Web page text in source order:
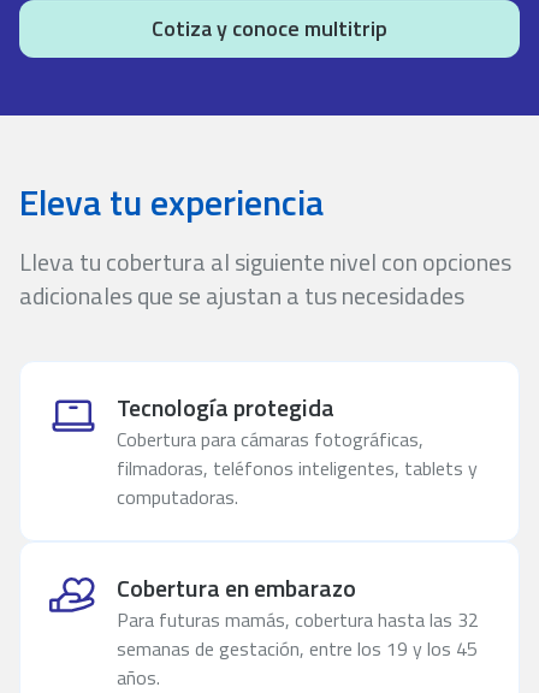
Cotiza y conoce multitrip
Eleva tu experiencia
Lleva tu cobertura al siguiente nivel con opciones
adicionales que se ajustan a tus necesidades
Tecnología protegida
Cobertura para cámaras fotográficas,
filmadoras, teléfonos inteligentes, tablets y
computadoras.
Cobertura en embarazo
Para futuras mamás, cobertura hasta las 32
semanas de gestación, entre los 19 y los 45
años.